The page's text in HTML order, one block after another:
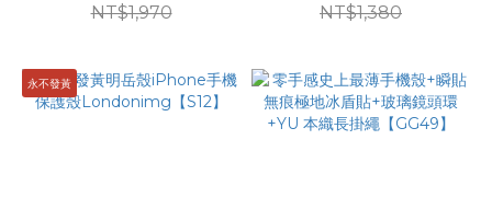
NT$1,970
NT$1,380
永不發黃